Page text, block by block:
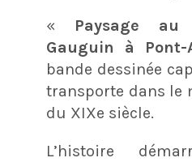
« Paysage au
Gauguin à Pont-
bande dessinée
transporte dans le
du XIXe siècle.
L’histoire